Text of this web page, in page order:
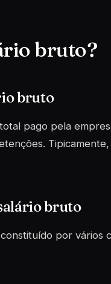
bruto?
bruto
pago pela
bruto
por vários